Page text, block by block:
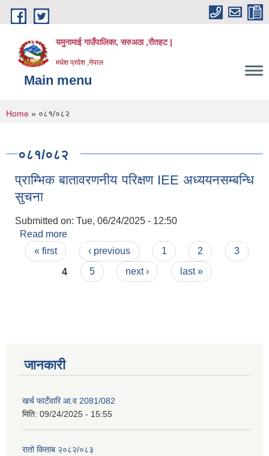
Skip to main content
यमुनामाई गाउँपालिका, सरुअठा ,रौतहट |
मधेश प्रदेश ,नेपाल
Main menu
You are here
Home » ०८१/०८२
०८१/०८२
प्राम्भिक बातावरणनीय परिक्षण IEE अध्ययनसम्बन्धि
सुचना
Submitted on: Tue, 06/24/2025 - 12:50
Read more
सुचना
Pages
« first ‹ previous 1 2
3
4
5 next › last »
जानकारी
खर्च फाटँवारि आ.व 2081/082
मिति: 09/24/2025 - 15:55
रातो किताब २०८२/०८३